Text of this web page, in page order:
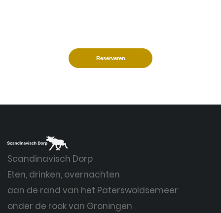
Reserveren
Scandinavisch Dorp
Eten, drinken, overnachten
aan de rand van het Paterswoldsemeer
onder de rook van Groningen